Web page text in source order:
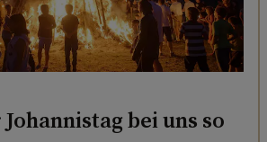
bei uns so